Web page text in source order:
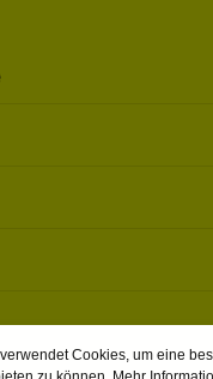
Cookies, um eine